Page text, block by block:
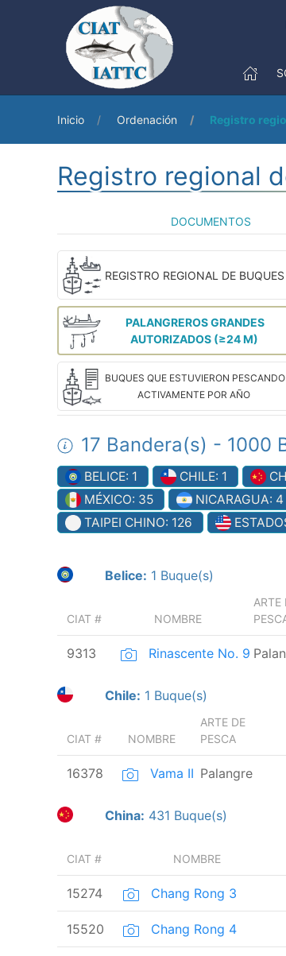
Inicio Ordenación Registro
Registro regional
DOCUMENTOS
REGISTRO REGIONAL DE BUQUES
PALANGREROS GRANDES
AUTORIZADOS (≥24 M)
BUQUES QUE ESTUVIERON PESCANDO
ACTIVAMENTE POR AÑO
17 Bandera(s) - 1000
BELICE: 1 CHILE: 1
MÉXICO: 35
NICARAGUA: 4
TAIPEI CHINO: 126
Belice: 1 Buque(s)
CIAT # NOMBRE
ARTE
9313 Rinascente No. 9
Chile: 1 Buque(s)
CIAT # NOMBRE
ARTE DE
PESCA
16378 Vama II Palangre
China: 431 Buque(s)
CIAT # NOMBRE
15274 Chang Rong 3
15520 Chang Rong 4